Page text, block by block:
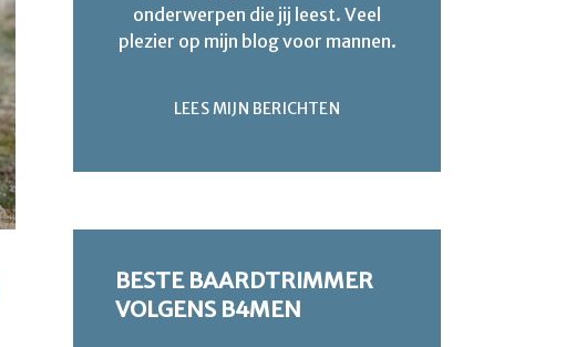
onderwerpen die jij leest. Veel
plezier op mijn blog voor mannen.
LEES MIJN BERICHTEN
BESTE BAARDTRIMMER
VOLGENS B4MEN